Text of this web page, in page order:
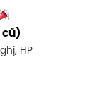
cũ)
HP